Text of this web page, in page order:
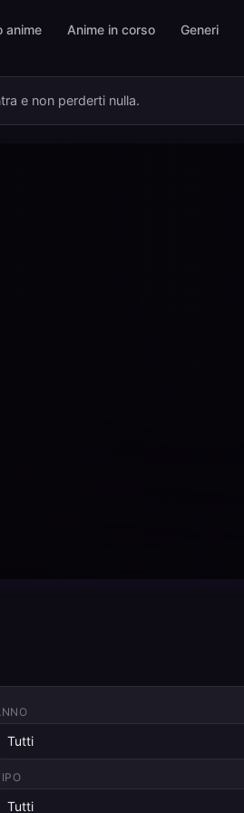
anime Anime in corso Generi
e non perderti nulla.
Tutti
Tutti